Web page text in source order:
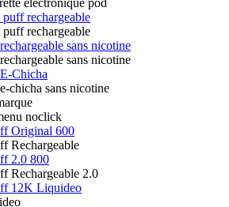
électronique pod
puff rechargeable
puff rechargeable
sans nicotine
sans nicotine
Chicha
chicha sans nicotine
noclick
Original 600
Rechargeable
2.0 800
Rechargeable 2.0
12K Liquideo